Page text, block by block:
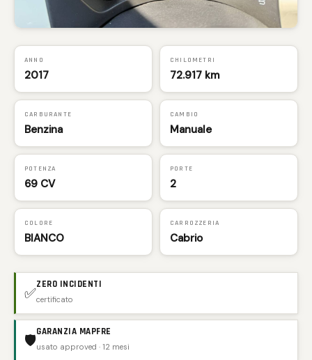
ANNO
2017
CHILOMETRI
72.917 km
CARBURANTE
Benzina
CAMBIO
Manuale
POTENZA
69 CV
PORTE
2
COLORE
BIANCO
CARROZZERIA
Cabrio
✅ZERO INCIDENTI
certificato
🛡️GARANZIA MAPFRE
usato approved · 12 mesi